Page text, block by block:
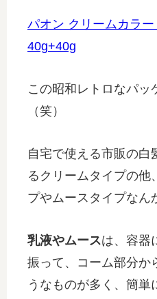
パオン クリームカラ
40g+40g
この昭和レトロなパッ
（笑）
自宅で使える市販の白
るクリームタイプの他
プやムースタイプなん
乳液やムースは、容器
振って、コーム部分か
うなものが多く、簡単